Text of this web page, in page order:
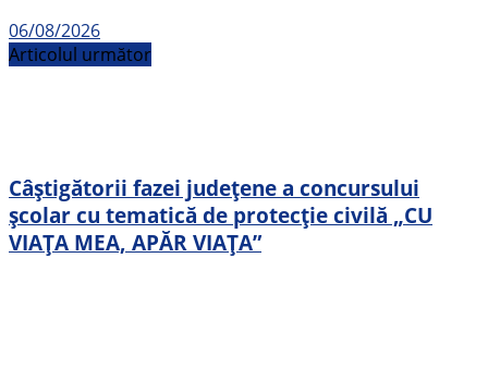
06/08/2026
Articolul următor
Câștigătorii fazei județene a concursului
școlar cu tematică de protecție civilă „CU
VIAŢA MEA, APĂR VIAŢA”